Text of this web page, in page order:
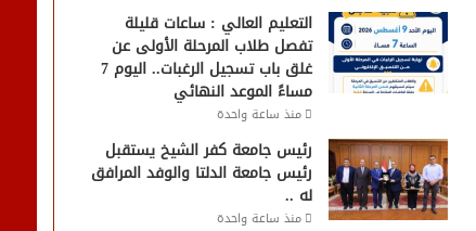
التعليم العالي : ساعات قليلة
تفصل طلاب المرحلة الأولى عن
غلق باب تسجيل الرغبات.. اليوم 7
مساءً الموعد النهائي
منذ ساعة واحدة
رئيس جامعة كفر الشيخ يستقبل
رئيس جامعة الدلتا والوفد المرافق
له ..
منذ ساعة واحدة